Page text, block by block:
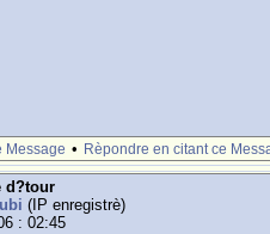
Message • Rèpondre en citant ce
d?tour
(IP enregistrè)
: 02:45